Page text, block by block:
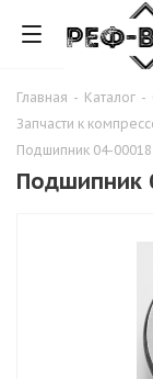
Главная - Каталог -
Запчасти к
Подшипник 04-
Подшипник